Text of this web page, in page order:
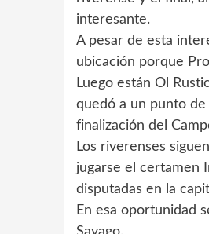
interesante.
A pesar de esta
ubicación porque
Luego están Ol
quedó a un punto
finalización del
Los riverenses
jugarse el certamen
disputadas en la
En esa oportunidad